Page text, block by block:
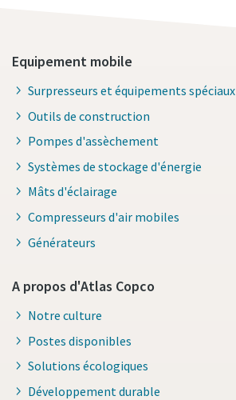
Equipement mobile
Surpresseurs et équipements spéciaux
Outils de construction
Pompes d'assèchement
Systèmes de stockage d'énergie
Mâts d'éclairage
Compresseurs d'air mobiles
Générateurs
A propos d'Atlas Copco
Notre culture
Postes disponibles
Solutions écologiques
Développement durable